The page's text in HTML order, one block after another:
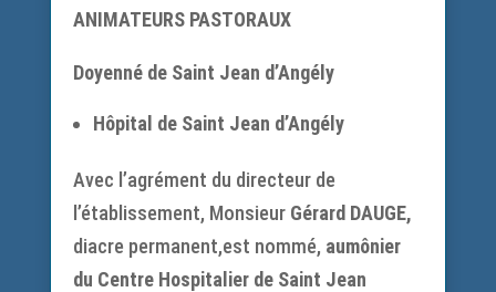
ANIMATEURS PASTORAUX
Doyenné de Saint Jean d’Angély
Hôpital de Saint Jean d’Angély
Avec l’agrément du directeur de
l’établissement, Monsieur Gérard DAUGE,
diacre permanent,est nommé, aumônier
du Centre Hospitalier de Saint Jean